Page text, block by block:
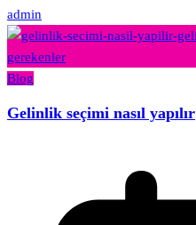
admin
Blog
Gelinlik seçimi nasıl yapılır